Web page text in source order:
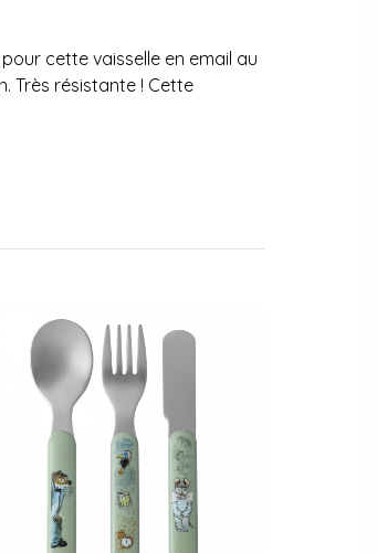
cette vaisselle en email au
Très résistante ! Cette